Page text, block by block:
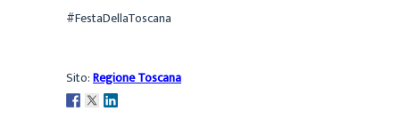
#FestaDellaToscana
Sito:Regione Toscana